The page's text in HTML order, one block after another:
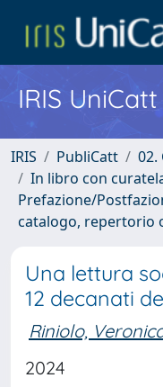
IRIS UniCatt
IRIS PubliCatt
In libro con
Prefazione/
catalogo, repertorio
Una lettura
12 decanati
Riniolo,
2024